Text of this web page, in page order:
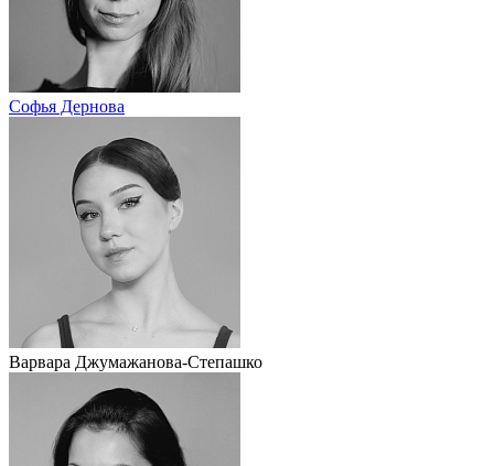
Софья Дернова
Варвара Джумажанова-Степашко